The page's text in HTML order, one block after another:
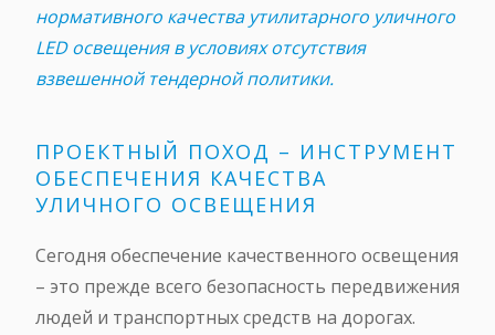
нормативного качества утилитарного уличного
LED освещения в условиях отсутствия
взвешенной тендерной политики.
ПРОЕКТНЫЙ ПОХОД – ИНСТРУМЕНТ
ОБЕСПЕЧЕНИЯ КАЧЕСТВА
УЛИЧНОГО ОСВЕЩЕНИЯ
Сегодня обеспечение качественного освещения
– это прежде всего безопасность передвижения
людей и транспортных средств на дорогах.